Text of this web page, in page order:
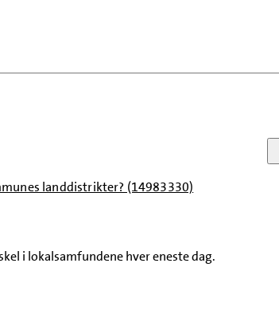
landdistrikter? (14983330)
i lokalsamfundene hver eneste dag.